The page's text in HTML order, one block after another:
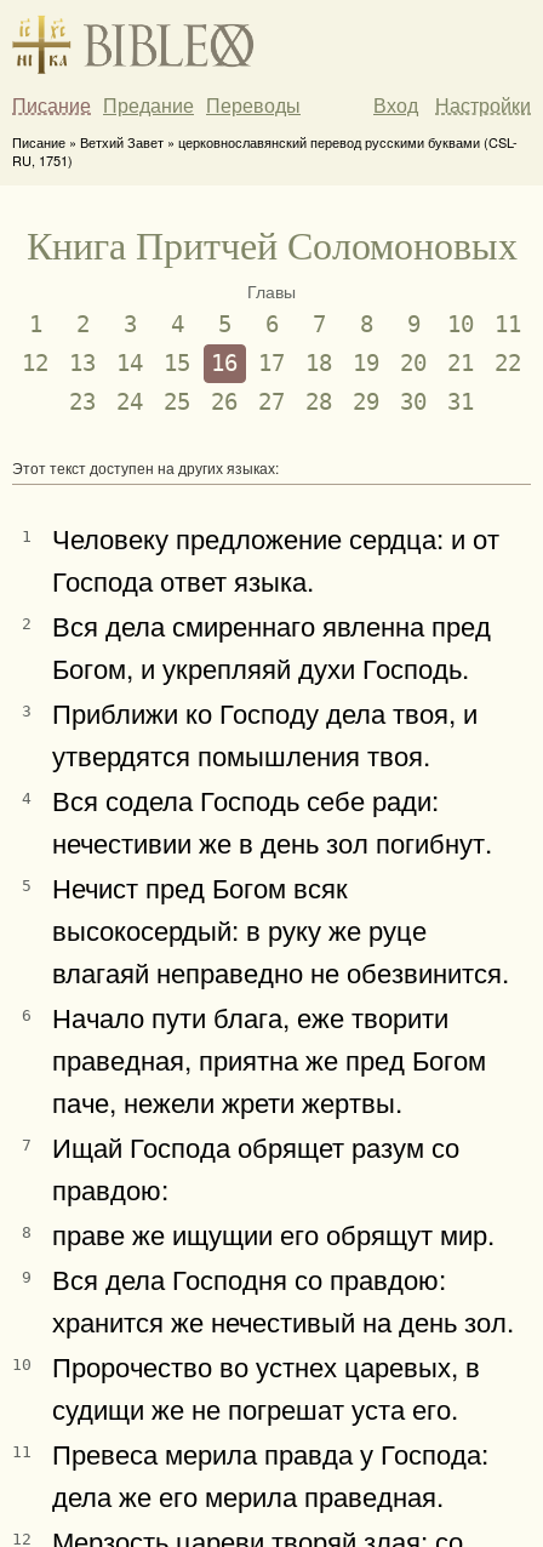
Писание Предание Переводы Вход Настройки
Писание » Ветхий Завет » церковнославянский перевод русскими буквами (CSL-
RU, 1751)
Книга Притчей Соломоновых
Главы
1 2 3 4 5 6 7 8 9 10
11
12
13 14 15 16 17 18 19 20 21
22
23
24 25 26 27 28 29 30 31
Этот текст доступен на других языках:
1
Человеку предложение сердца: и от
Господа ответ языка.
2
Вся дела смиреннаго явленна пред
Богом, и укрепляяй духи Господь.
3
Приближи ко Господу дела твоя, и
утвердятся помышления твоя.
4
Вся содела Господь себе ради:
нечестивии же в день зол погибнут.
5
Нечист пред Богом всяк
высокосердый: в руку же руце
влагаяй неправедно не обезвинится.
6
Начало пути блага, еже творити
праведная, приятна же пред Богом
паче, нежели жрети жертвы.
7
Ищай Господа обрящет разум со
правдою:
8 праве же ищущии его обрящут мир.
9
Вся дела Господня со правдою:
хранится же нечестивый на день зол.
10
Пророчество во устнех царевых, в
судищи же не погрешат уста его.
11
Превеса мерила правда у Господа:
дела же его мерила праведная.
12